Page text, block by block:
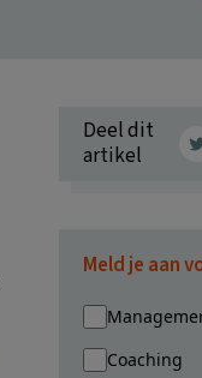
Deel dit
artikel
Meld je aan
Coaching